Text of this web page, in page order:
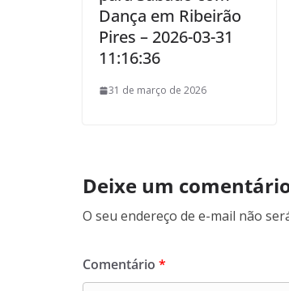
Dança em Ribeirão
Pires – 2026-03-31
11:16:36
31 de março de 2026
Deixe um
O seu endereço de e-mail não
Comentário *